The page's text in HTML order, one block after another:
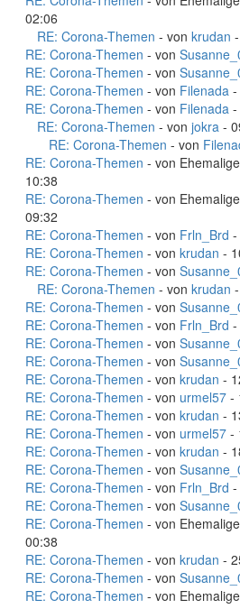
02:06
RE: Corona-Themen - von krudan
RE: Corona-Themen - von
RE: Corona-Themen - von
RE: Corona-Themen - von Filenada -
RE: Corona-Themen - von Filenada -
RE: Corona-Themen - von jokra -
RE: Corona-Themen - von
RE: Corona-Themen - von
10:38
RE: Corona-Themen - von
09:32
RE: Corona-Themen - von Frln_Brd -
RE: Corona-Themen - von krudan -
RE: Corona-Themen - von
RE: Corona-Themen - von krudan
RE: Corona-Themen - von
RE: Corona-Themen - von Frln_Brd -
RE: Corona-Themen - von
RE: Corona-Themen - von
RE: Corona-Themen - von krudan -
RE: Corona-Themen - von urmel57 -
RE: Corona-Themen - von krudan -
RE: Corona-Themen - von urmel57 -
RE: Corona-Themen - von krudan -
RE: Corona-Themen - von
RE: Corona-Themen - von Frln_Brd -
RE: Corona-Themen - von
RE: Corona-Themen - von
00:38
RE: Corona-Themen - von krudan -
RE: Corona-Themen - von
RE: Corona-Themen - von